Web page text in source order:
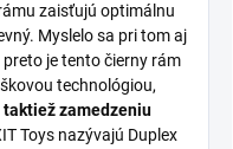
zaisťujú optimálnu
Myslelo sa pri tom aj
je tento čierny rám
technológiou,
zamedzeniu
Toys nazývajú Duplex